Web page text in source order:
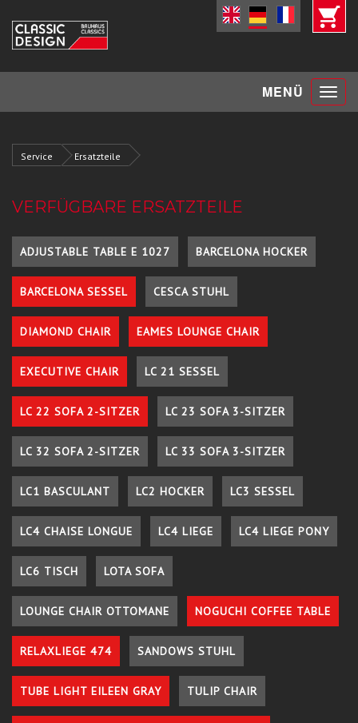
MENÜ Toggle
Service Ersatzteile
VERFÜGBARE ERSATZTEILE
ADJUSTABLE TABLE E 1027 BARCELONA HOCKER
BARCELONA SESSEL CESCA STUHL
DIAMOND CHAIR EAMES LOUNGE CHAIR
EXECUTIVE CHAIR LC 21 SESSEL
LC 22 SOFA 2-SITZER LC 23 SOFA 3-SITZER
LC 32 SOFA 2-SITZER LC 33 SOFA 3-SITZER
LC1 BASCULANT LC2 HOCKER LC3 SESSEL
LC4 CHAISE LONGUE LC4 LIEGE LC4 LIEGE PONY
LC6 TISCH LOTA SOFA
LOUNGE CHAIR OTTOMANE NOGUCHI COFFEE TABLE
RELAXLIEGE 474 SANDOWS STUHL
TUBE LIGHT EILEEN GRAY TULIP CHAIR